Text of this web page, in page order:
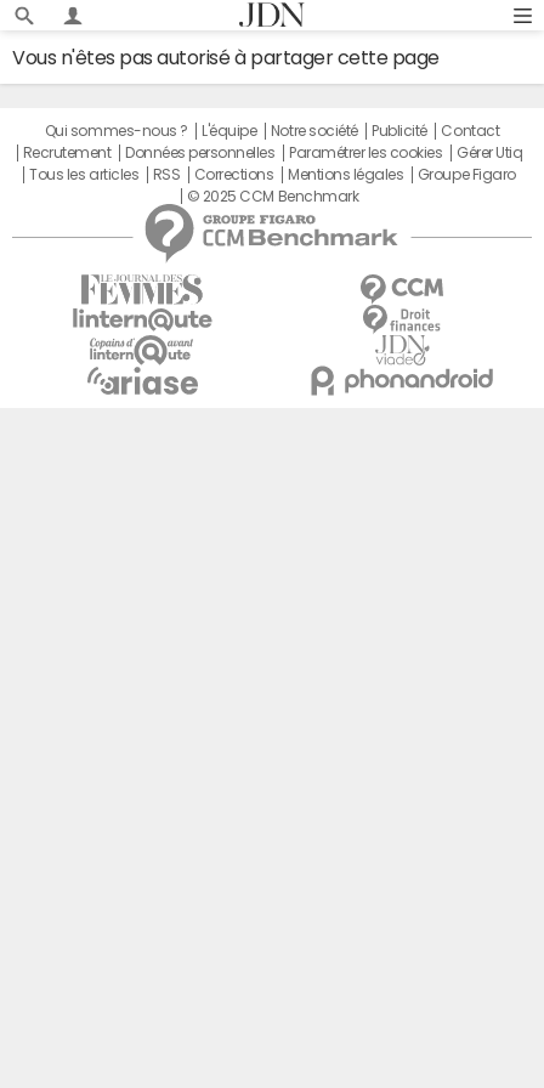
Vous n'êtes pas autorisé à partager cette page
Qui sommes-nous ? L'équipe Notre société Publicité
Contact
Recrutement
Données personnelles Paramétrer les cookies
Gérer Utiq
Tous les articles
RSS Corrections Mentions légales
Groupe Figaro
© 2025 CCM Benchmark